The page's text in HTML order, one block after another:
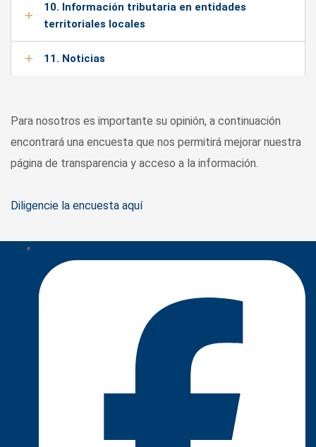
10. Información tributaria en entidades
territoriales locales
11. Noticias
Para nosotros es importante su opinión, a continuación
encontrará una encuesta que nos permitirá mejorar nuestra
página de transparencia y acceso a la información.
Diligencie la encuesta aquí